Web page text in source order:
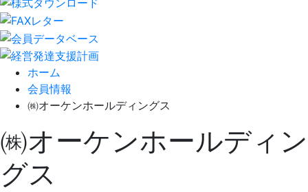
ホーム
会員情報
㈱オーケンホールディングス
㈱オーケンホールディン
グス